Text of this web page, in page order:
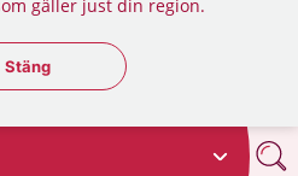
gäller just din region.
Stäng regionsväljaren
Stäng